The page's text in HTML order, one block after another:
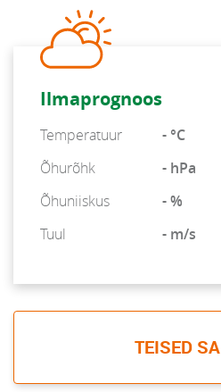
Ilmaprognoos
Temperatuur
- °C
Õhurõhk
- hPa
Õhuniiskus
- %
Tuul
- m/s
TEISED